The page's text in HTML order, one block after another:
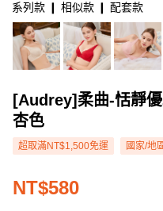
系列款 ❙ 相似款 ❙ 配套款
[Audrey]柔曲-恬靜
杏色
超取滿NT$1,500免運 國家/地
NT$580